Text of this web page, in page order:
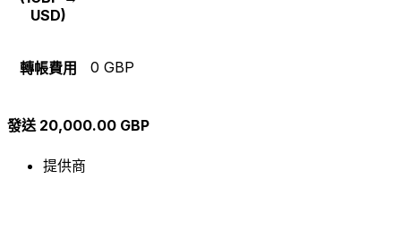
USD)
轉帳費用 0 GBP
發送 20,000.00 GBP
提供商